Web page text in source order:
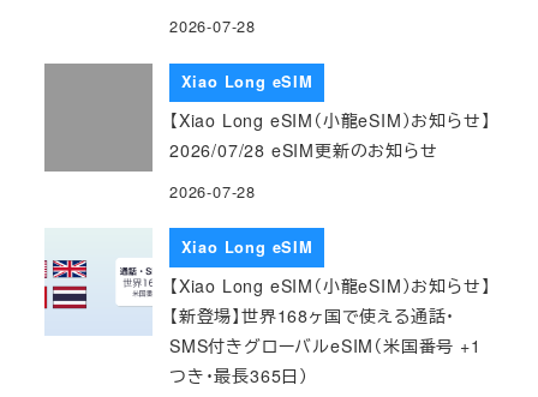
2026-07-28
Xiao Long eSIM
【Xiao Long eSIM（小龍eSIM）お知らせ】
2026/07/28 eSIM更新のお知らせ
2026-07-28
Xiao Long eSIM
【Xiao Long eSIM（小龍eSIM）お知らせ】
【新登場】世界168ヶ国で使える通話・
SMS付きグローバルeSIM（米国番号 +1
つき・最長365日）